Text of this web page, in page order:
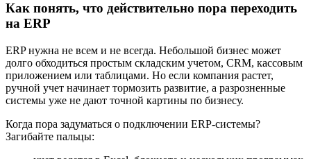
Как понять, что действительно пора переходить
на ERP
ERP нужна не всем и не всегда. Небольшой бизнес может
долго обходиться простым складским учетом, CRM, кассовым
приложением или таблицами. Но если компания растет,
ручной учет начинает тормозить развитие, а разрозненные
системы уже не дают точной картины по бизнесу.
Когда пора задуматься о подключении ERP-системы?
Загибайте пальцы: